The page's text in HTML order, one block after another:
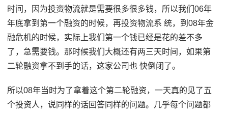
时间，因为投资物流就是需要很多很多钱，所以我们06年
年底拿到第一个融资的时候，再投资物流系 统，到08年金
融危机的时候，实际上我们第一个钱已经是花的差不多
了，急需要钱。那时候我们大概还有两三天时间，如果第
二轮融资拿不到手的话，这家公司也 快倒闭了。
所以08年当时为了拿着这个第二轮融资，一天真的见了五
个投资人，说同样的话回答同样的问题。几乎每个问题都